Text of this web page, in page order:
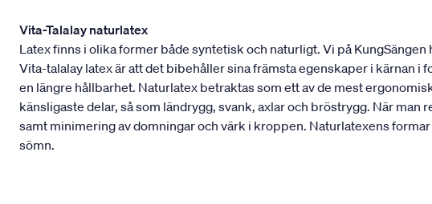
Vita-Talalay naturlatex
Latex finns i olika former både syntetisk och naturligt. Vi på
Vita-talalay latex är att det bibehåller sina främsta egenskaper i kärnan
en längre hållbarhet. Naturlatex betraktas som ett av de mest
känsligaste delar, så som ländrygg, svank, axlar och bröstrygg. När
samt minimering av domningar och värk i kroppen. Naturlatexens
sömn.